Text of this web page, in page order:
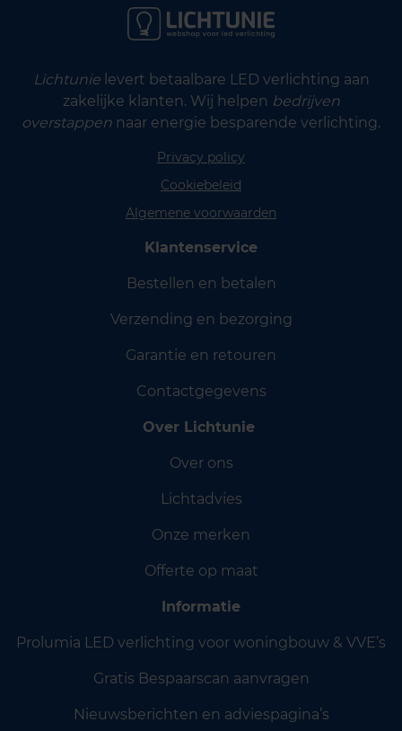
Lichtunielevert betaalbare LED verlichting aan
zakelijke klanten. Wij helpen bedrijven
overstappen naar energie besparende verlichting.
Privacy policy
Cookiebeleid
Algemene voorwaarden
Klantenservice
Bestellen en betalen
Verzending en bezorging
Garantie en retouren
Contactgegevens
Over Lichtunie
Over ons
Lichtadvies
Onze merken
Offerte op maat
Informatie
Prolumia LED verlichting voor woningbouw & VVE’s
Gratis Bespaarscan aanvragen
Nieuwsberichten en adviespagina’s